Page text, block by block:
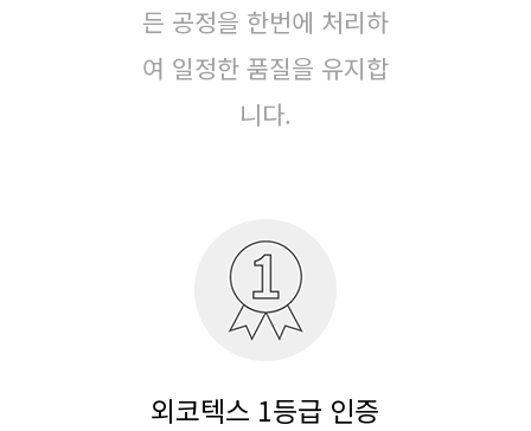
든 공정을 한번에 처리하
여 일정한 품질을 유지합
니다.
외코텍스 1등급 인증